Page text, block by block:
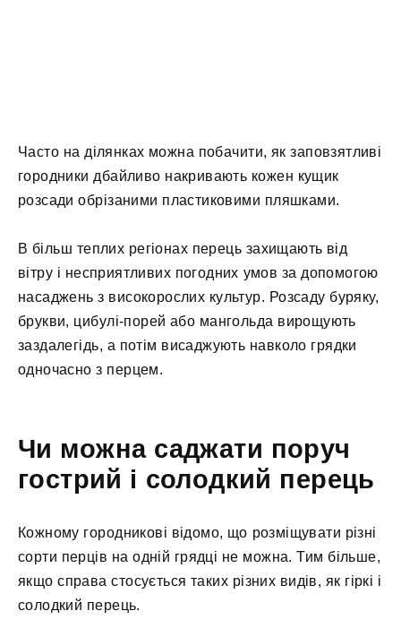
Часто на ділянках можна побачити, як заповзятливі
городники дбайливо накривають кожен кущик
розсади обрізаними пластиковими пляшками.
В більш теплих регіонах перець захищають від
вітру і несприятливих погодних умов за допомогою
насаджень з високорослих культур. Розсаду буряку,
брукви, цибулі-порей або мангольда вирощують
заздалегідь, а потім висаджують навколо грядки
одночасно з перцем.
Чи можна саджати поруч
гострий і солодкий перець
Кожному городникові відомо, що розміщувати різні
сорти перців на одній грядці не можна. Тим більше,
якщо справа стосується таких різних видів, як гіркі і
солодкий перець.